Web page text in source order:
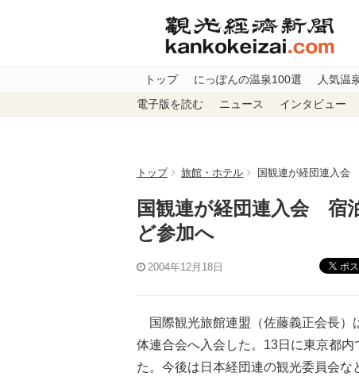
トップ にっぽんの温泉100選 人気温
電子版を読む ニュース インタビュー
トップ 旅館・ホテル 国観連が経団連入
国観連が経団連入会 宿
ど参加へ
2004年12月18日 ポ
国際観光旅館連盟（佐藤義正会長）
体連合会へ入会した。13日に東京都
た。今後は日本経団連の観光委員会な